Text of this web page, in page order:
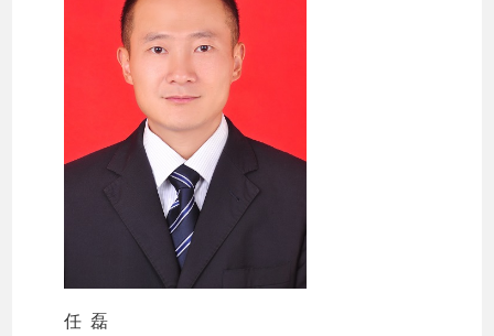
任 磊